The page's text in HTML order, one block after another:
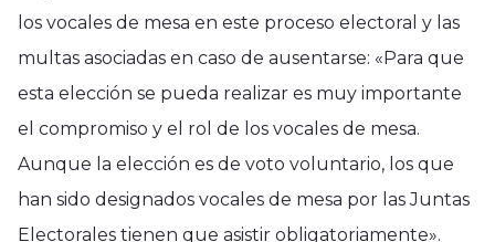
los vocales de mesa en este proceso electoral y las
multas asociadas en caso de ausentarse: «Para que
esta elección se pueda realizar es muy importante
el compromiso y el rol de los vocales de mesa.
Aunque la elección es de voto voluntario, los que
han sido designados vocales de mesa por las Juntas
Electorales tienen que asistir obligatoriamente».